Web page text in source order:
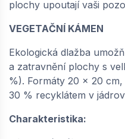
SEMMELROCK
598,05
−
plochy upoutají vaši
VEGETAČNÍ KÁMEN
Ekologická dlažba
a zatravnění plochy s
%). Formáty 20 x 20
30 % recyklátem v
Charakteristika: